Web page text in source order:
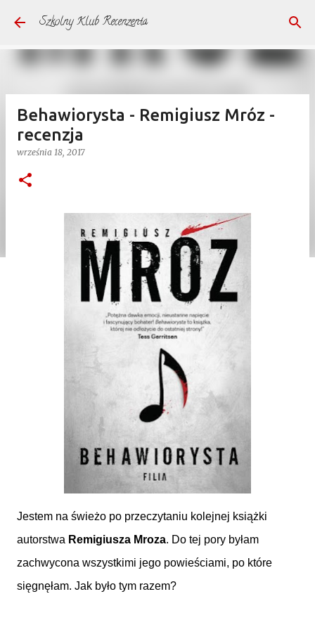
Przejdź do głównej zawartości
Szkolny Klub Recenzenta
Behawiorysta - Remigiusz Mróz -
recenzja
września 18, 2017
Jestem na świeżo po przeczytaniu kolejnej książki
autorstwa Remigiusza Mroza. Do tej pory byłam
zachwycona wszystkimi jego powieściami, po które
sięgnęłam. Jak było tym razem?